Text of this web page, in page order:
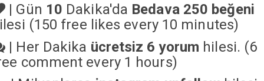
| Gün 10 Dakika'da Bedava 250 beğeni
(150 free likes every 10 minutes)
| Her Dakika ücretsiz 6 yorum hilesi. (6
comment every 1 hours)